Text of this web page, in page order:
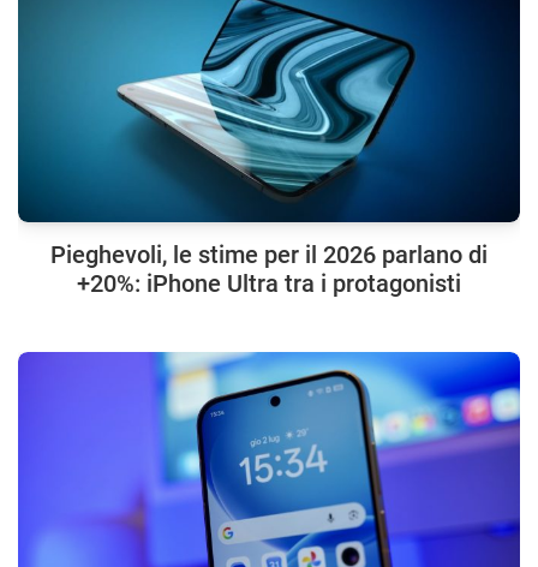
Pieghevoli, le stime per il 2026 parlano di
+20%: iPhone Ultra tra i protagonisti